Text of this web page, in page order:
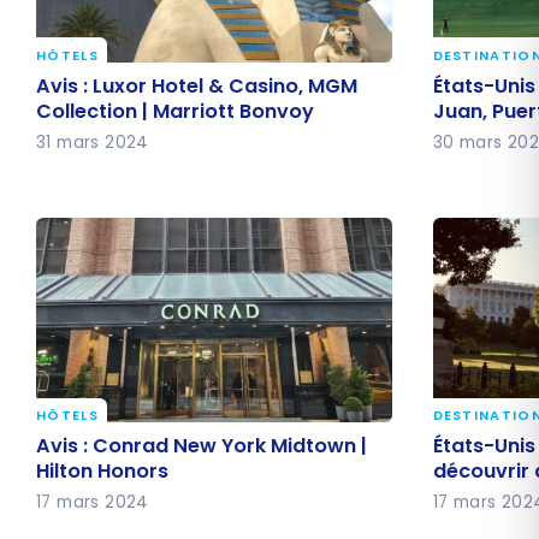
Avis : Luxor Hotel & Casino, MGM
Collection | Marriott Bonvoy
HÔTELS
Avis : Luxor Hotel & Casino, MGM
Collection | Marriott Bonvoy
31 mars 2024
États-
San Juan,
États-Unis
Juan,
30 mars
Avis : Conrad New York Midtown |
Hilton Honors
HÔTELS
Avis : Conrad New York Midtown |
Hilton Honors
17 mars 2024
États-
découvrir
États-Unis
découvrir
17 mars